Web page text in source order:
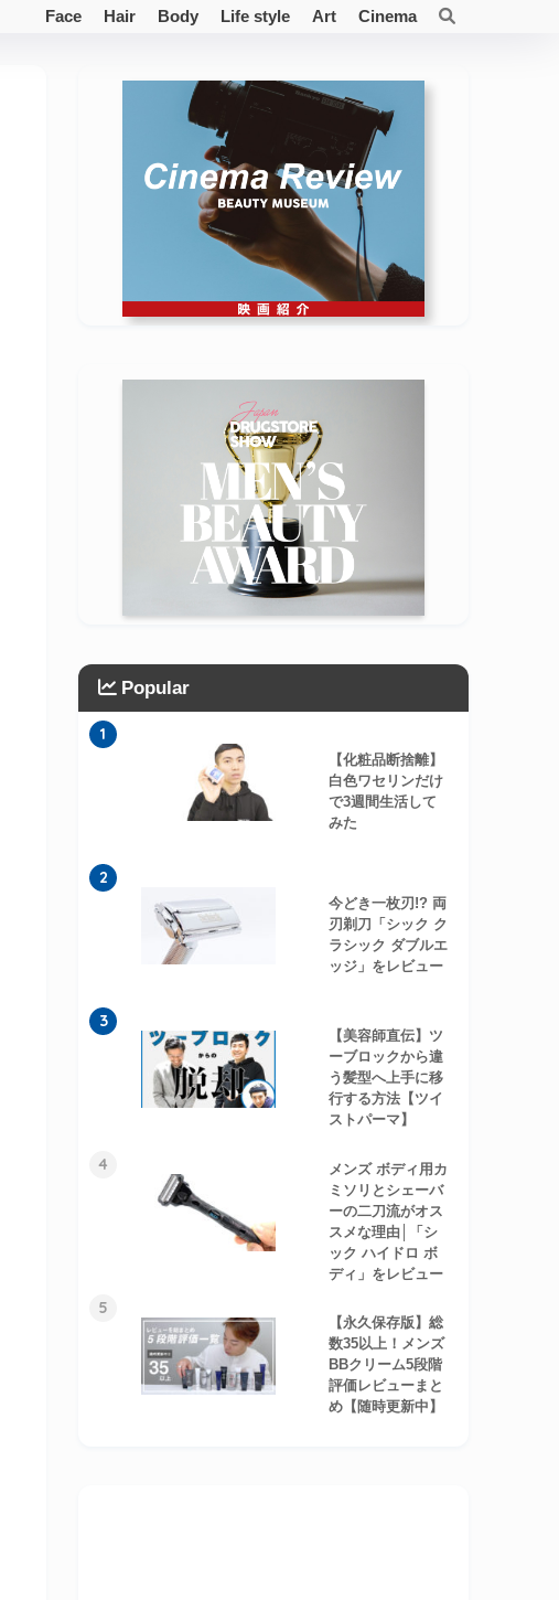
Face Hair Body Life style Art Cinema
Popular
1
【化粧品断捨離】
白色ワセリンだけ
で3週間生活して
みた
2
今どき一枚刃!? 両
刃剃刀「シック ク
ラシック ダブルエ
ッジ」をレビュー
3
【美容師直伝】ツ
ーブロックから違
う髪型へ上手に移
行する方法【ツイ
ストパーマ】
4
メンズ ボディ用カ
ミソリとシェーバ
ーの二刀流がオス
スメな理由│「シ
ック ハイドロ ボ
ディ」をレビュー
5
【永久保存版】総
数35以上！メンズ
BBクリーム5段階
評価レビューまと
め【随時更新中】